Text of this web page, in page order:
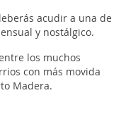
acudir a una de
y nostálgico.
los muchos
con más movida
Madera.